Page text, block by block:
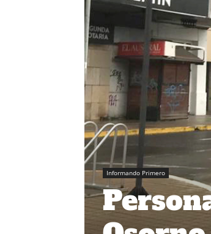
Informando Primero